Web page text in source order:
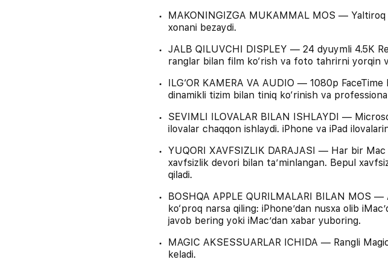
MAKONINGIZGA MUKAMMAL MOS —
xonani bezaydi.
JALB QILUVCHI DISPLEY — 24 dyuymli 4.5K
ranglar bilan film ko‘rish va foto tahrirni yorqin
ILG‘OR KAMERA VA AUDIO — 1080p
dinamikli tizim bilan tiniq ko‘rinish va
SEVIMLI ILOVALAR BILAN ISHLAYDI —
ilovalar chaqqon ishlaydi. iPhone va iPad
YUQORI XAVFSIZLIK DARAJASI — Har bir
xavfsizlik devori bilan ta’minlangan. Bepul
qiladi.
BOSHQA APPLE QURILMALARI BILAN MOS
ko‘proq narsa qiling: iPhone’dan nusxa olib
javob bering yoki iMac’dan xabar yuboring.
MAGIC AKSESSUARLAR ICHIDA — Rangli
keladi.